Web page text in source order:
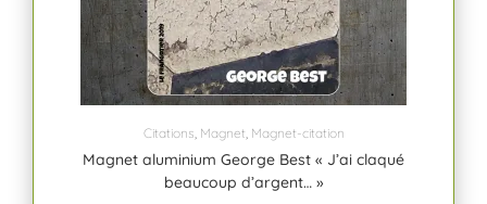
Citations, Magnet, Magnet-citation
Magnet aluminium George Best « J’ai claqué
beaucoup d’argent… »